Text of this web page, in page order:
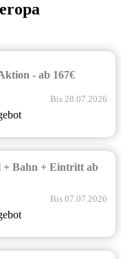
- ab 167€
Bis 28.07.2026
+ Bahn + Eintritt ab
Bis 07.07.2026